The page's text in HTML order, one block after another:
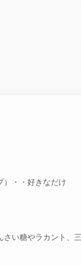
）・・好きなだけ
さい糖やラカント、